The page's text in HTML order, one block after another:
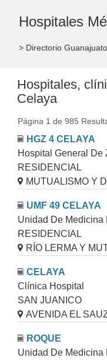
Hospitales
> Directorio Guanajuato
Hospitales,
Celaya
Página 1 de 985
HGZ 4 CELAYA
Hospital General De
RESIDENCIAL
MUTUALISMO Y
UMF 49 CELAYA
Unidad De Medicina
RESIDENCIAL
RÍO LERMA Y
CELAYA
Clínica Hospital
SAN JUANICO
AVENIDA EL
ROQUE
Unidad De